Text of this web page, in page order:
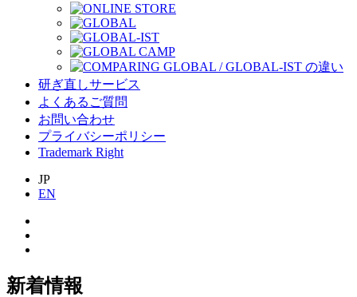
研ぎ直しサービス
よくあるご質問
お問い合わせ
プライバシーポリシー
Trademark Right
JP
EN
新着情報